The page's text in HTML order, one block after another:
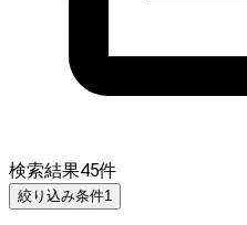
検索結果45件
絞り込み条件1